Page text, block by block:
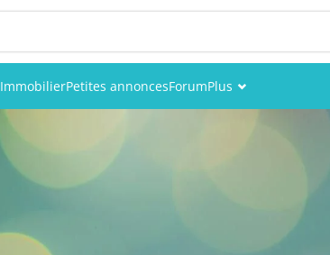
ImmobilierPetites annoncesForumPlus